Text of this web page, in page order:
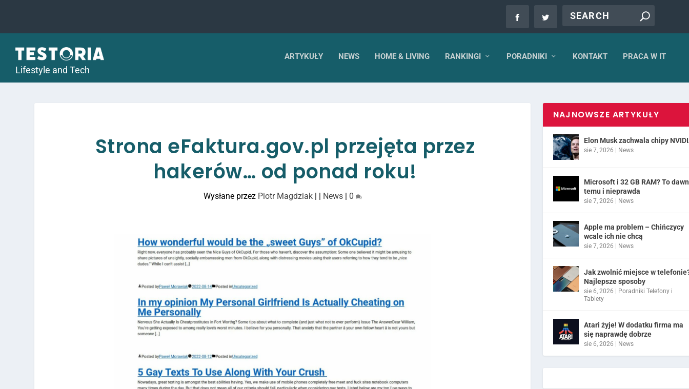
Lifestyle and Tech
ARTYKUŁY NEWS HOME & LIVING RANKINGI PORADNIKI KONTAKT PRACA W IT
Strona eFaktura.gov.pl przejęta przez
hakerów… od ponad roku!
Wysłane przez Piotr Magdziak| | News| 0
NAJNOWSZE ARTYKUŁY
Elon Musk zachwala chipy
sie 7, 2026 | News
Microsoft i 32 GB RAM? To
temu i nieprawda
sie 7, 2026 | News
Apple ma problem – Chińczycy
wcale ich nie chcą
sie 7, 2026 | News
Jak zwolnić miejsce w
Najlepsze sposoby
sie 6, 2026 | Poradniki Telefony i
Tablety
Atari żyje! W dodatku firma ma
się naprawdę dobrze
sie 6, 2026 | News